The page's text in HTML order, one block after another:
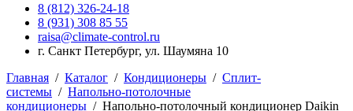
8 (812) 326-24-18
8 (931) 308 85 55
raisa@climate-control.ru
г. Санкт Петербург, ул. Шаумяна 10
Главная / Каталог / Кондиционеры / Сплит-
системы / Напольно-потолочные
кондиционеры / Напольно-потолочный кондиционер Daikin